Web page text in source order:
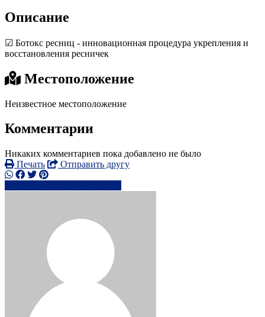
Описание
☑ Ботокс ресниц - инновационная процедура укрепления и
восстановления ресничек
Местоположение
Неизвестное местоположение
Комментарии
Никаких комментариев пока добавлено не было
Печать
Отправить другу